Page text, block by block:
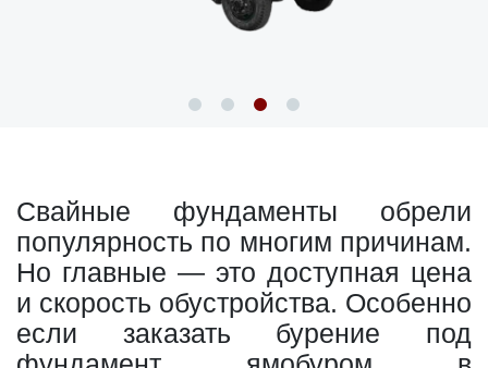
Свайные фундаменты обрели
популярность по многим причинам.
Но главные — это доступная цена
и скорость обустройства. Особенно
если заказать бурение под